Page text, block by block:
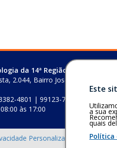
da 14ª Região (MS)
2.044, Bairro Joselito, 79.004-311,
4801 | 99123-7759
às 17:00
Personalização de cookies
Este
a sua
quais
Política